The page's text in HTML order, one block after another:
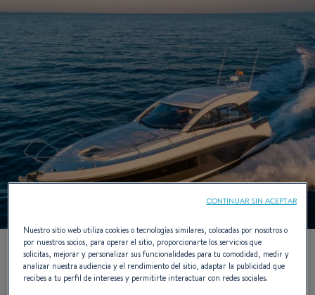
EL MAR INTENSAMENTE
Nuestro sitio web utiliza cookies o tecnologías similares, colocadas por nosotros o
por nuestros socios, para operar el sitio, proporcionarte los servicios que
solicitas, mejorar y personalizar sus funcionalidades para tu comodidad, medir y
analizar nuestra audiencia y el rendimiento del sitio, adaptar la publicidad que
recibes a tu perfil de intereses y permitirte interactuar con redes sociales.
CONTINUAR SIN ACEPTAR